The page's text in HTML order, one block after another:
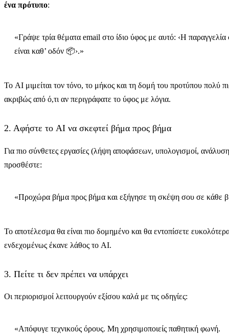
ένα πρότυπο:
«Γράψε τρία θέματα email στο ίδιο ύφος με αυτό: ‹Η παραγγελία
είναι καθ’ οδόν 📦›.»
Το AI μιμείται τον τόνο, το μήκος και τη δομή του προτύπου πολύ
ακριβώς από ό,τι αν περιγράφατε το ύφος με λόγια.
2. Αφήστε το AI να σκεφτεί βήμα προς βήμα
Για πιο σύνθετες εργασίες (λήψη αποφάσεων, υπολογισμοί,
προσθέστε:
«Προχώρα βήμα προς βήμα και εξήγησε τη σκέψη σου σε κάθε
Το αποτέλεσμα θα είναι πιο δομημένο και θα εντοπίσετε
ενδεχομένως έκανε λάθος το AI.
3. Πείτε τι δεν πρέπει να υπάρχει
Οι περιορισμοί λειτουργούν εξίσου καλά με τις οδηγίες:
«Απόφυγε τεχνικούς όρους. Μη χρησιμοποιείς παθητική φωνή.